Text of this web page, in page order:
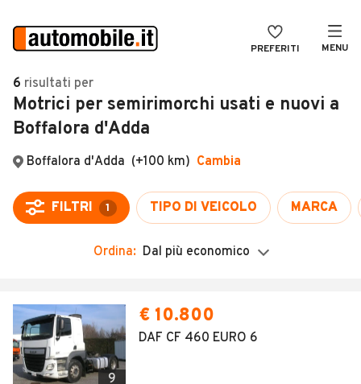
PREFERITI MENU
Auto
Auto usate
Auto Km 0
Auto Nuove
Moto
Camper
Veicoli Commerciali
VENDI
MAGAZINE
ACCEDI
6 risultati per
Motrici per semirimorchi usati e nuovi a
Boffalora d'Adda
Ordina: Dal più economico
9
€ 10.800
DAF CF 460 EURO 6